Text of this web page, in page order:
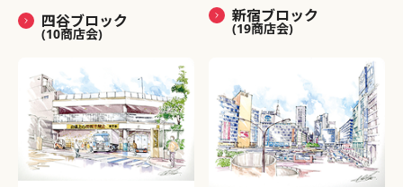
四谷ブロック
(10商店会)
新宿ブロック
(19商店会)